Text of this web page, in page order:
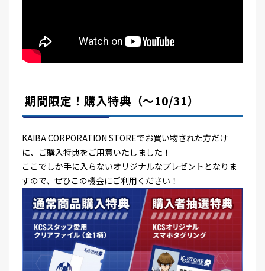
期間限定！購入特典（～10/31）
KAIBA CORPORATION STOREでお買い物された方だけ
に、ご購入特典をご用意いたしました！
ここでしか手に入らないオリジナルなプレゼントとなりま
すので、ぜひこの機会にご利用ください！